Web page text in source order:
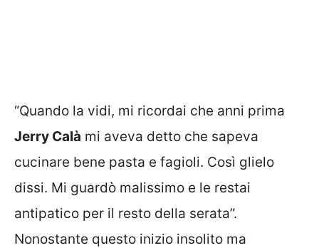
“Quando la vidi, mi ricordai che anni prima
Jerry Calà mi aveva detto che sapeva
cucinare bene pasta e fagioli. Così glielo
dissi. Mi guardò malissimo e le restai
antipatico per il resto della serata”.
Nonostante questo inizio insolito ma